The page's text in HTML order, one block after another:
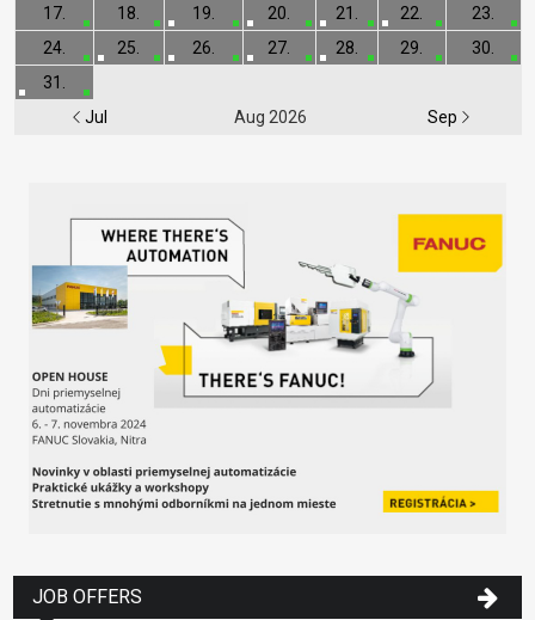
Jul Aug 2026 Sep
17. 18. 19. 20. 21. 22.
23.
24.
25. 26. 27. 28. 29.
30.
31.
JOB OFFERS